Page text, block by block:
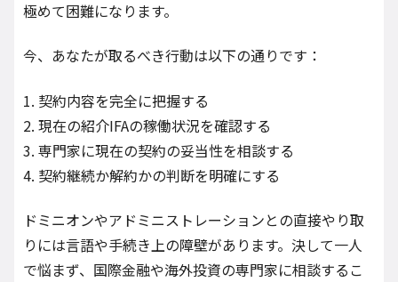
極めて困難になります。
今、あなたが取るべき行動は以下の通りです：
1. 契約内容を完全に把握する
2. 現在の紹介IFAの稼働状況を確認する
3. 専門家に現在の契約の妥当性を相談する
4. 契約継続か解約かの判断を明確にする
ドミニオンやアドミニストレーションとの直接やり取
りには言語や手続き上の障壁があります。決して一人
で悩まず、国際金融や海外投資の専門家に相談するこ